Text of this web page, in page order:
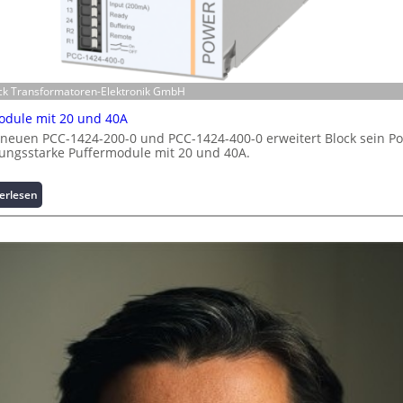
e
t
s
t
t
t
u
Transformatoren-Elektronik GmbH
mit 20 und 40A
PCC-1424-200-0 und PCC-1424-400-0 erweitert Block sein
Puffermodule mit 20 und 40A.
:
P
f